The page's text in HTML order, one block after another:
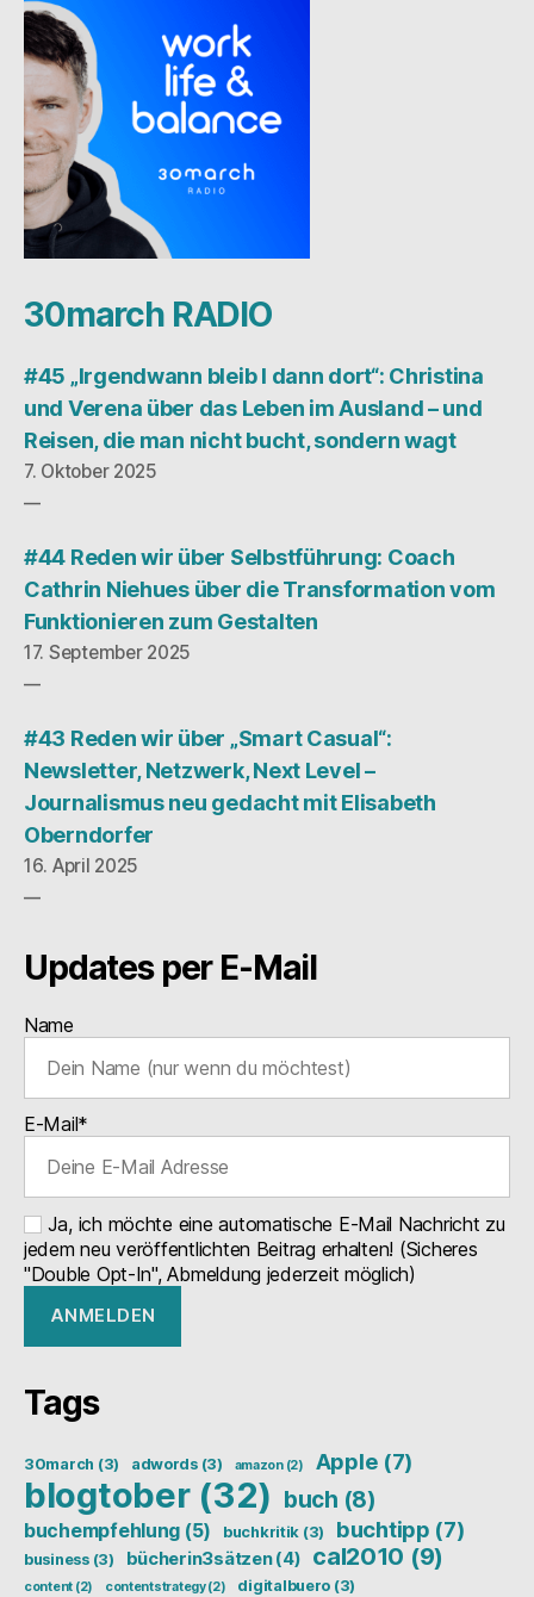
30march RADIO
#45 „Irgendwann bleib I dann dort“: Christina
und Verena über das Leben im Ausland – und
Reisen, die man nicht bucht, sondern wagt
7. Oktober 2025
#44 Reden wir über Selbstführung: Coach
Cathrin Niehues über die Transformation vom
Funktionieren zum Gestalten
17. September 2025
#43 Reden wir über „Smart Casual“:
Newsletter, Netzwerk, Next Level –
Journalismus neu gedacht mit Elisabeth
Oberndorfer
16. April 2025
Updates per E-Mail
Name
E-Mail*
Ja, ich möchte eine automatische E-Mail Nachricht zu
jedem neu veröffentlichten Beitrag erhalten! (Sicheres
"Double Opt-In", Abmeldung jederzeit möglich)
Tags
30march (3) adwords(3) amazon(2) Apple (7)
blogtober(32) buch (8)
buchempfehlung (5) buchkritik (3) buchtipp (7)
business(3) bücherin3sätzen(4) cal2010 (9)
content (2) contentstrategy(2) digitalbuero (3)